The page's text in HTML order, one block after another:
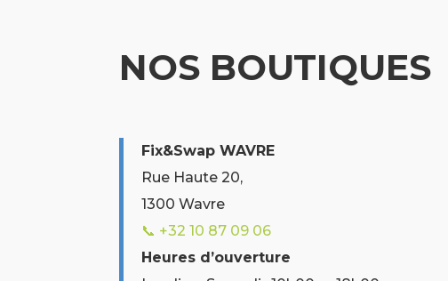
NOS BOUTIQUES
Fix&Swap WAVRE
Rue Haute 20,
1300 Wavre
📞 +32 10 87 09 06
Heures d’ouverture